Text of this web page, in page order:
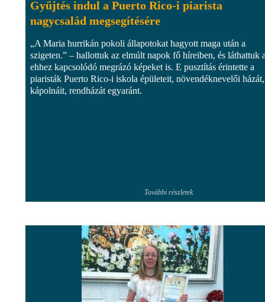
Gyűjtés indul a Puerto Rico-i piarista
nagycsalád megsegítésére
„A Maria hurrikán pokoli állapotokat hagyott maga után a
szigeten.” – hallottuk az elmúlt napok fő híreiben, és láthattuk
ehhez kapcsolódó megrázó képeket is. E pusztítás érintette a
piaristák Puerto Rico-i iskola épületeit, növendéknevelői házát,
kápolnáit, rendházát egyaránt.
További részletek